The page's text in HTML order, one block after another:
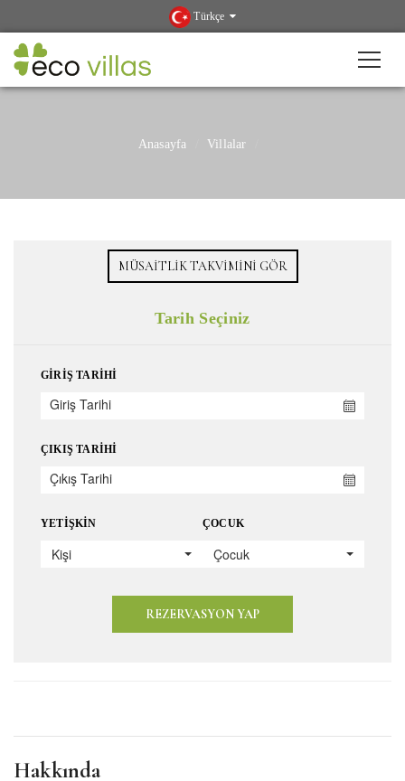
Türkçe
Anasayfa Villalar
MÜSAITLIK TAKVIMINI GÖR
Tarih Seçiniz
GIRIŞ TARIHI
ÇIKIŞ TARIHI
YETIŞKIN
Kişi
ÇOCUK
Çocuk
REZERVASYON YAP
Hakkında